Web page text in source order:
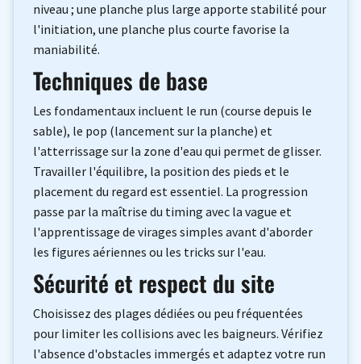
niveau ; une planche plus large apporte stabilité pour
l'initiation, une planche plus courte favorise la
maniabilité.
Techniques de base
Les fondamentaux incluent le run (course depuis le
sable), le pop (lancement sur la planche) et
l'atterrissage sur la zone d'eau qui permet de glisser.
Travailler l'équilibre, la position des pieds et le
placement du regard est essentiel. La progression
passe par la maîtrise du timing avec la vague et
l'apprentissage de virages simples avant d'aborder
les figures aériennes ou les tricks sur l'eau.
Sécurité et respect du site
Choisissez des plages dédiées ou peu fréquentées
pour limiter les collisions avec les baigneurs. Vérifiez
l'absence d'obstacles immergés et adaptez votre run